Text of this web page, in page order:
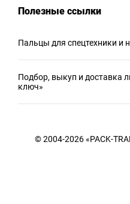
Полезные ссылки
Пальцы для спецтехники и
Подбор, выкуп и доставка
ключ»
© 2004-2026 «PACK-